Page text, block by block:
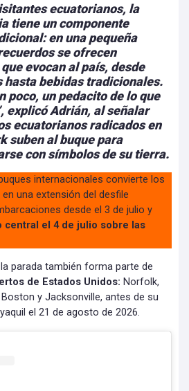
ecuatorianos, la
tiene un componente
en una pequeña
se ofrecen
evocan al país, desde
hasta bebidas tradicionales.
poco, un pedacito de lo que
explicó Adrián, al señalar
ecuatorianos radicados en
suben al buque para
con símbolos de su tierra.
internacionales convierte los
una extensión del desfile
desde el 3 de julio y
central el 4 de julio sobre las
parada también forma parte de
de Estados Unidos: Norfolk,
y Jacksonville, antes de su
el 21 de agosto de 2026.